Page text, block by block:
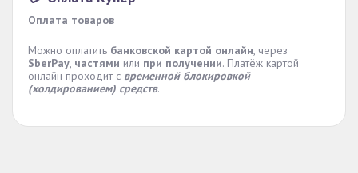
Оплата товаров
Можно оплатить банковской картой онлайн, через
SberPay, частями или при получении. Платёж картой
онлайн проходит с временной блокировкой
(холдированием) средств.